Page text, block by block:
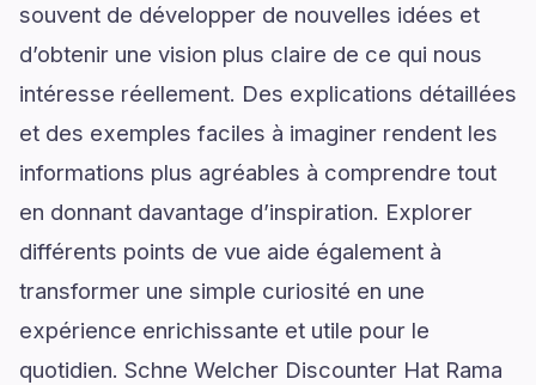
souvent de développer de nouvelles idées et
d’obtenir une vision plus claire de ce qui nous
intéresse réellement. Des explications détaillées
et des exemples faciles à imaginer rendent les
informations plus agréables à comprendre tout
en donnant davantage d’inspiration. Explorer
différents points de vue aide également à
transformer une simple curiosité en une
expérience enrichissante et utile pour le
quotidien. Schne Welcher Discounter Hat Rama